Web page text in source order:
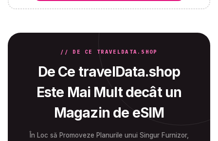
// DE CE TRAVELDATA.SHOP
De Ce travelData.shop
Este Mai Mult decât un
Magazin de eSIM
În Loc să Promoveze Planurile unui Singur Furnizor,